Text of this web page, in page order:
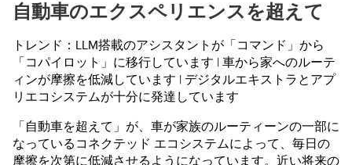
自動車のエクスペリエンスを超えて
トレンド：LLM搭載のアシスタントが「コマンド」から
「コパイロット」に移行しています | 車から家へのルーテ
ィンが摩擦を低減しています | デジタルエキストラとアプ
リエコシステムが十分に発達しています
「自動車を超えて」が、車が家族のルーティーンの一部に
なっているコネクテッド エコシステムによって、毎日の
摩擦を次第に低減させるようになっています。近い将来の